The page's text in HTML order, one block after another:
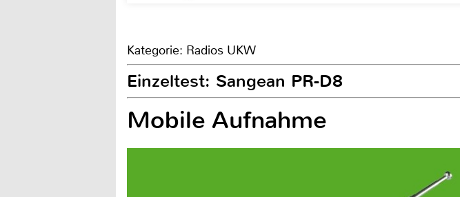
Kategorie: Radios UKW
Einzeltest: Sangean PR-D8
Mobile Aufnahme